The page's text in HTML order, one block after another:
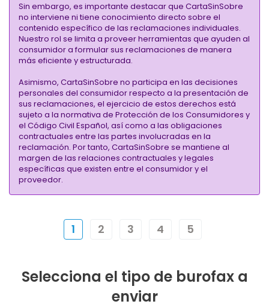
Sin embargo, es importante destacar que CartaSinSobre
no interviene ni tiene conocimiento directo sobre el
contenido específico de las reclamaciones individuales.
Nuestro rol se limita a proveer herramientas que ayuden al
consumidor a formular sus reclamaciones de manera
más eficiente y estructurada.
Asimismo, CartaSinSobre no participa en las decisiones
personales del consumidor respecto a la presentación de
sus reclamaciones, el ejercicio de estos derechos está
sujeto a la normativa de Protección de los Consumidores y
el Código Civil Español, así como a las obligaciones
contractuales entre las partes involucradas en la
reclamación. Por tanto, CartaSinSobre se mantiene al
margen de las relaciones contractuales y legales
específicas que existen entre el consumidor y el
proveedor.
1 2 3 4 5
Selecciona el tipo de burofax a
enviar